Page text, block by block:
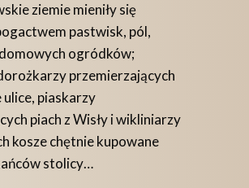
ziemie mieniły się
pastwisk, pól,
ogródków;
przemierzających
piaskarzy
piach z Wisły i wikliniarzy
kosze chętnie kupowane
stolicy…